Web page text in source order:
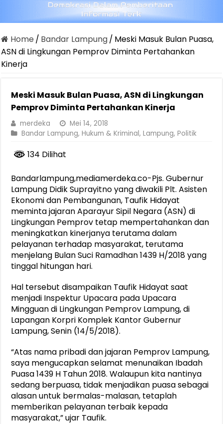
Home / Bandar Lampung/ Meski Masuk Bulan Puasa,
ASN di Lingkungan Pemprov Diminta Pertahankan
Kinerja
Meski Masuk Bulan Puasa, ASN di Lingkungan
Pemprov Diminta Pertahankan Kinerja
merdeka
Mei 14, 2018
Bandar Lampung,Hukum & Kriminal,Lampung,Politik
134 Dilihat
Bandarlampung,mediamerdeka.co-Pjs. Gubernur
Lampung Didik Suprayitno yang diwakili Plt. Asisten
Ekonomi dan Pembangunan, Taufik Hidayat
meminta jajaran Aparayur Sipil Negara (ASN) di
Lingkungan Pemprov tetap mempertahankan dan
meningkatkan kinerjanya terutama dalam
pelayanan terhadap masyarakat, terutama
menjelang Bulan Suci Ramadhan 1439 H/2018 yang
tinggal hitungan hari.
Hal tersebut disampaikan Taufik Hidayat saat
menjadi Inspektur Upacara pada Upacara
Mingguan di Lingkungan Pemprov Lampung, di
Lapangan Korpri Komplek Kantor Gubernur
Lampung, Senin (14/5/2018).
“Atas nama pribadi dan jajaran Pemprov Lampung,
saya mengucapkan selamat menunaikan Ibadah
Puasa 1439 H Tahun 2018. Walaupun kita nantinya
sedang berpuasa, tidak menjadikan puasa sebagai
alasan untuk bermalas-malasan, tetaplah
memberikan pelayanan terbaik kepada
masyarakat,” ujar Taufik.